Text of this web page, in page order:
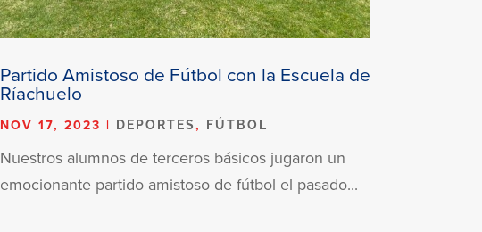
Partido Amistoso de Fútbol con la Escuela de
Ríachuelo
NOV 17, 2023 | DEPORTES, FÚTBOL
Nuestros alumnos de terceros básicos jugaron un
emocionante partido amistoso de fútbol el pasado...